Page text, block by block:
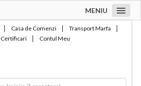
MENIU
Casa de Comenzi
Transport Marfa
Certificari
Contul Meu